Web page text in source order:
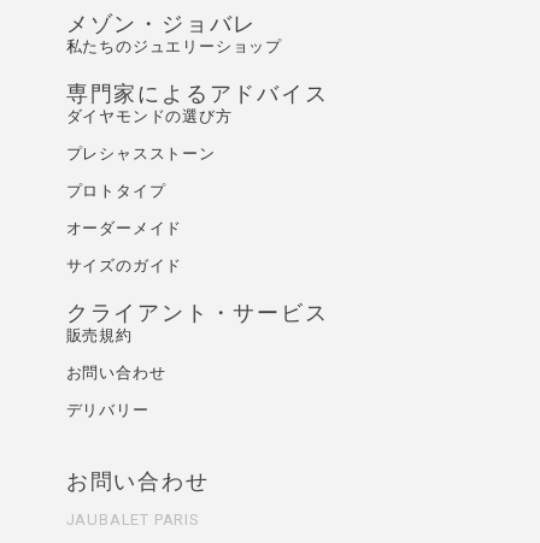
メゾン・ジョバレ
私たちのジュエリーショップ
専門家によるアドバイス
ダイヤモンドの選び方
プレシャスストーン
プロトタイプ
オーダーメイド
サイズのガイド
クライアント・サービス
販売規約
お問い合わせ
デリバリー
お問い合わせ
JAUBALET PARIS